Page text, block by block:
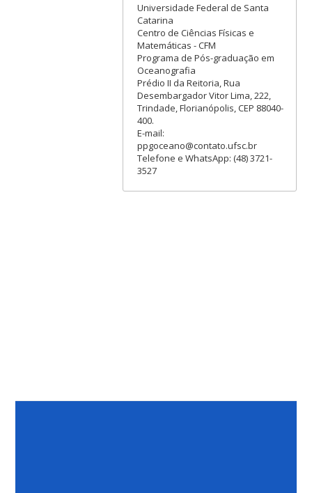
Universidade Federal de Santa
Catarina
Centro de Ciências Físicas e
Matemáticas - CFM
Programa de Pós-graduação em
Oceanografia
Prédio II da Reitoria, Rua
Desembargador Vitor Lima, 222,
Trindade, Florianópolis, CEP 88040-
400.
E-mail:
ppgoceano@contato.ufsc.br
Telefone e WhatsApp: (48) 3721-
3527